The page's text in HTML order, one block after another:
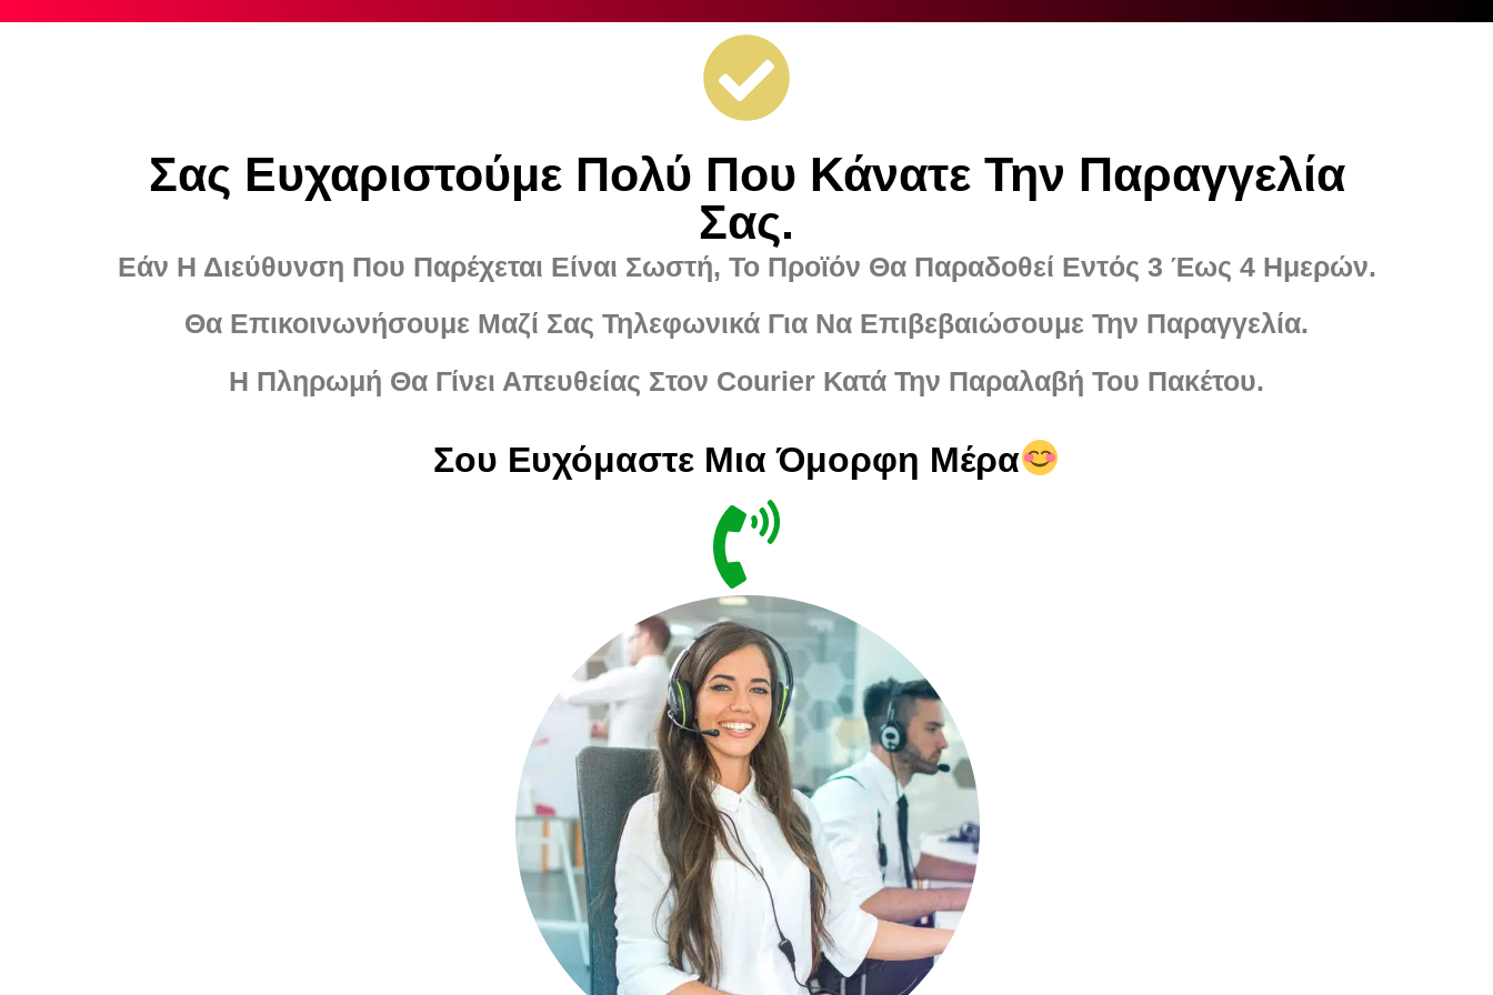
Σας Ευχαριστούμε Πολύ Που Κάνατε Την Παραγγελία
Σας.
Εάν Η Διεύθυνση Που Παρέχεται Είναι Σωστή, Το Προϊόν Θα Παραδοθεί Εντός 3 Έως 4 Ημερών.
Θα Επικοινωνήσουμε Μαζί Σας Τηλεφωνικά Για Να Επιβεβαιώσουμε Την Παραγγελία.
Η Πληρωμή Θα Γίνει Απευθείας Στον Courier Κατά Την Παραλαβή Του Πακέτου.
Σου Ευχόμαστε Μια Όμορφη Μέρα